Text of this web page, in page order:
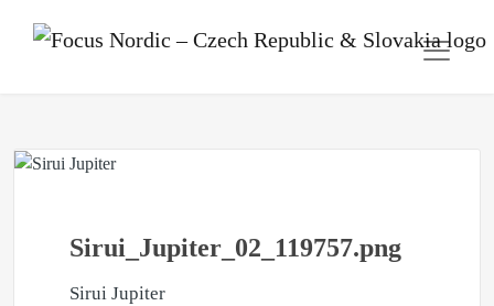
Sirui_Jupiter_02_119757.png
Sirui Jupiter